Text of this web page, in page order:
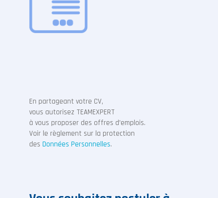
En partageant votre CV,
vous autorisez TEAMEXPERT
à vous proposer des offres d’emplois.
Voir le règlement sur la protection
des Données Personnelles.